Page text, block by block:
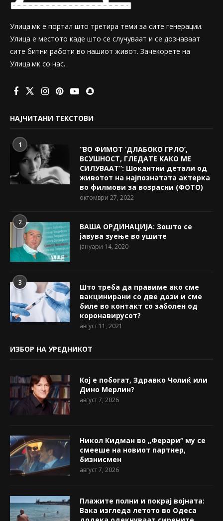
Улица.мк е портал што третира теми за сите генерации.
Улица е местото каде што се случуваат и се дознаваат
сите битни работи во нашиот живот. Зачекорете на
Улица.мк со нас.
НАЈЧИТАНИ ТЕКСТОВИ
1
“ВО ФИМОТ ‘ДЛАБОКО ГРЛО’,
ВСУШНОСТ, ГЛЕДАТЕ КАКО МЕ
СИЛУВААТ“: Шокантни детали од
животот на најпознатата актерка
во филмови за возрасни (ФОТО)
октомври 27, 2022
2
ВАША ОРДИНАЦИЈА: Зошто се
јавува зуење во ушите
јануари 14, 2020
3
Што треба да правиме ако сме
вакцинирани со две дози и сме
биле во контакт со заболен од
коронавирусот?
август 11, 2021
ИЗБОР НА УРЕДНИКОТ
Кој е побогат, Здравко Чолиќ или
Дино Мерлин?
август 7, 2026
Никол Кидман во „Ферари“ му се
смееше на новиот партнер,
бизнисмен
август 7, 2026
Плажите полни и покрај војната:
Вака изгледа летото во Одеса